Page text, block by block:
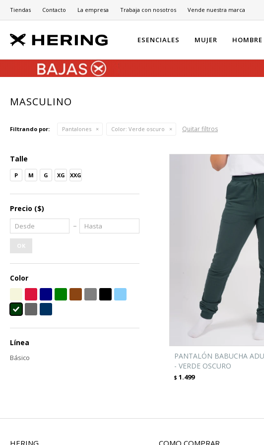
ESENCIALES MUJER HOMBRE
Tiendas Contacto La empresa Trabaja con nosotros Vende nuestra marca
MASCULINO
Filtrando por: Pantalones Color: Verde oscuro Quitar filtros
PANTALÓN BABUCHA
- VERDE OSCURO
$ 1.499
Talle
P M G XG XXG
Precio ($)
OK
Color
Línea
Básico